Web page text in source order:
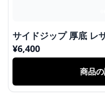
サイドジップ 厚底 レ
¥6,400
商品